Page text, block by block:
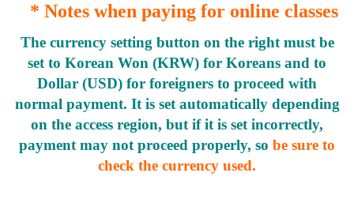
* Notes when paying for online classes
The currency setting button on the right must be
set to Korean Won (KRW) for Koreans and to
Dollar (USD) for foreigners to proceed with
normal payment. It is set automatically depending
on the access region, but if it is set incorrectly,
payment may not proceed properly, so be sure to
check the currency used.